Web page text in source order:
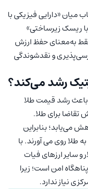
میان «دارایی فیزیکی با
با ریسک زیرساختی»
به‌معنای حفظ ارزش
و نقدشوندگی
رشد می‌کند؟
باعث رشد قیمت طلا
برای طلا.
می‌یابد؛ بنابراین
طلا روی می آورند. با
و سایر ارزهای فیات
امن است؛ زیرا
نیاز ندارد.